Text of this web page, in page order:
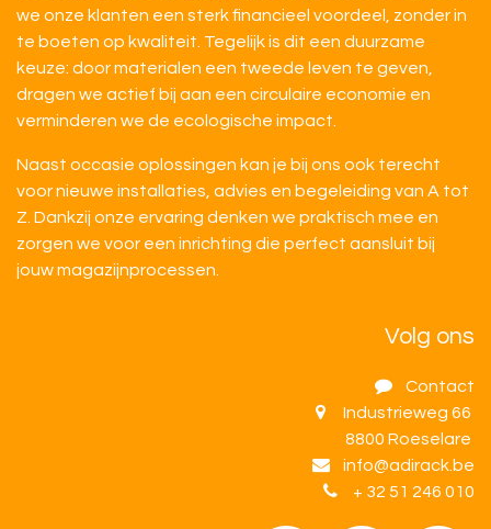
we onze klanten een sterk financieel voordeel, zonder in
te boeten op kwaliteit. Tegelijk is dit een duurzame
keuze: door materialen een tweede leven te geven,
dragen we actief bij aan een circulaire economie en
verminderen we de ecologische impact.
Naast occasie oplossingen kan je bij ons ook terecht
voor nieuwe installaties, advies en begeleiding van A tot
Z. Dankzij onze ervaring denken we praktisch mee en
zorgen we voor een inrichting die perfect aansluit bij
jouw magazijnprocessen.
Volg ons
Contact
Industrieweg 66
8800 Roeselare
info@adirack.be
+ 32 51 246 010